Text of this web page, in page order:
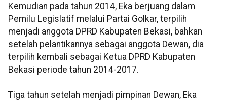
Kemudian pada tahun 2014, Eka berjuang dalam
Pemilu Legislatif melalui Partai Golkar, terpilih
menjadi anggota DPRD Kabupaten Bekasi, bahkan
setelah pelantikannya sebagai anggota Dewan, dia
terpilih kembali sebagai Ketua DPRD Kabupaten
Bekasi periode tahun 2014-2017.
Tiga tahun setelah menjadi pimpinan Dewan, Eka